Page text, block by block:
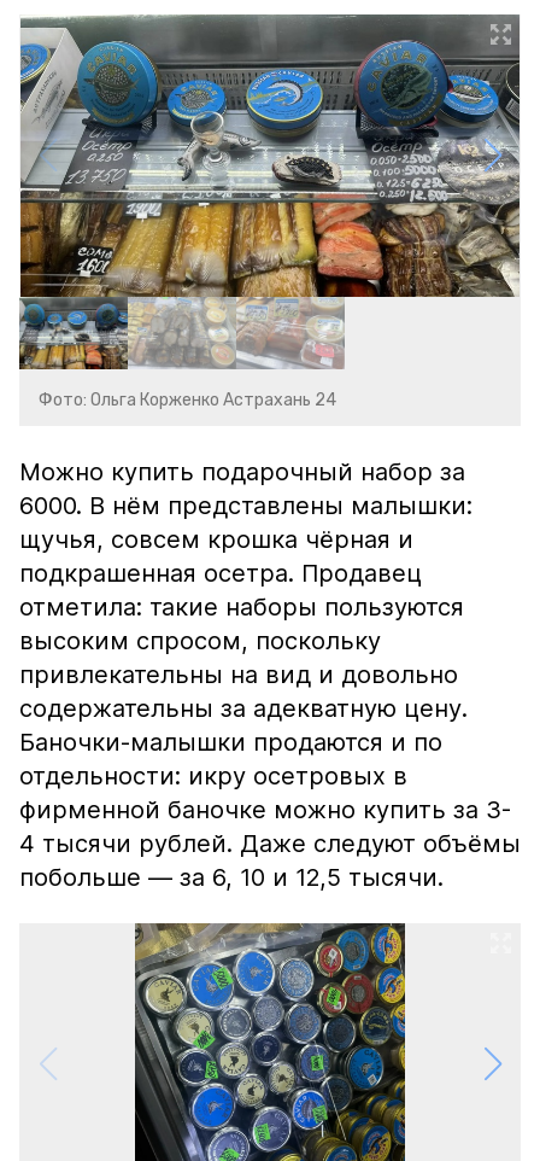
Фото: Ольга Корженко Астрахань 24
Можно купить подарочный набор за
6000. В нём представлены малышки:
щучья, совсем крошка чёрная и
подкрашенная осетра. Продавец
отметила: такие наборы пользуются
высоким спросом, поскольку
привлекательны на вид и довольно
содержательны за адекватную цену.
Баночки-малышки продаются и по
отдельности: икру осетровых в
фирменной баночке можно купить за 3-
4 тысячи рублей. Даже следуют объёмы
побольше — за 6, 10 и 12,5 тысячи.